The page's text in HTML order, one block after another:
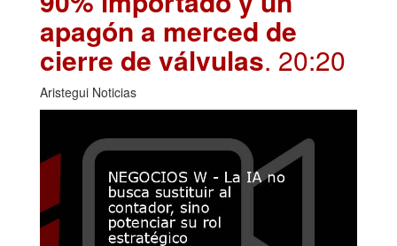
apagón a merced de
cierre de válvulas. 20:20
Aristegui Noticias